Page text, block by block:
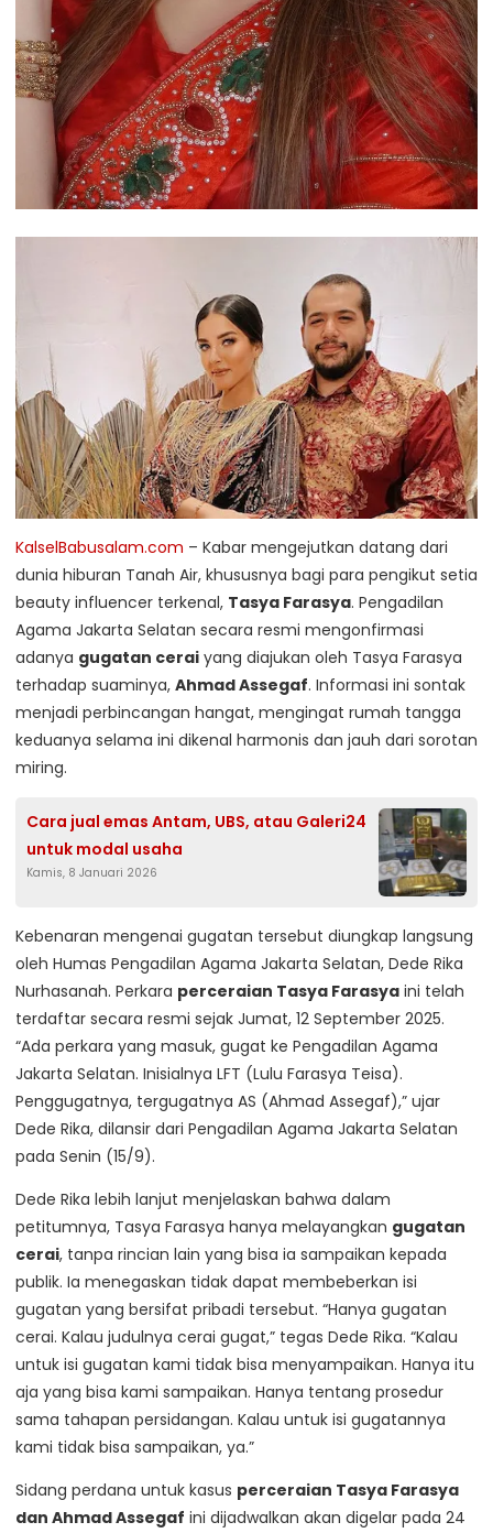
KalselBabusalam.com – Kabar mengejutkan datang dari
dunia hiburan Tanah Air, khususnya bagi para pengikut setia
beauty influencer terkenal, Tasya Farasya. Pengadilan
Agama Jakarta Selatan secara resmi mengonfirmasi
adanya gugatan cerai yang diajukan oleh Tasya Farasya
terhadap suaminya, Ahmad Assegaf. Informasi ini sontak
menjadi perbincangan hangat, mengingat rumah tangga
keduanya selama ini dikenal harmonis dan jauh dari sorotan
miring.
Cara jual emas Antam, UBS, atau Galeri24
untuk modal usaha
Kamis, 8 Januari 2026
Kebenaran mengenai gugatan tersebut diungkap langsung
oleh Humas Pengadilan Agama Jakarta Selatan, Dede Rika
Nurhasanah. Perkara perceraian Tasya Farasya ini telah
terdaftar secara resmi sejak Jumat, 12 September 2025.
“Ada perkara yang masuk, gugat ke Pengadilan Agama
Jakarta Selatan. Inisialnya LFT (Lulu Farasya Teisa).
Penggugatnya, tergugatnya AS (Ahmad Assegaf),” ujar
Dede Rika, dilansir dari Pengadilan Agama Jakarta Selatan
pada Senin (15/9).
Dede Rika lebih lanjut menjelaskan bahwa dalam
petitumnya, Tasya Farasya hanya melayangkan gugatan
cerai, tanpa rincian lain yang bisa ia sampaikan kepada
publik. Ia menegaskan tidak dapat membeberkan isi
gugatan yang bersifat pribadi tersebut. “Hanya gugatan
cerai. Kalau judulnya cerai gugat,” tegas Dede Rika. “Kalau
untuk isi gugatan kami tidak bisa menyampaikan. Hanya itu
aja yang bisa kami sampaikan. Hanya tentang prosedur
sama tahapan persidangan. Kalau untuk isi gugatannya
kami tidak bisa sampaikan, ya.”
Sidang perdana untuk kasus perceraian Tasya Farasya
dan Ahmad Assegaf ini dijadwalkan akan digelar pada 24